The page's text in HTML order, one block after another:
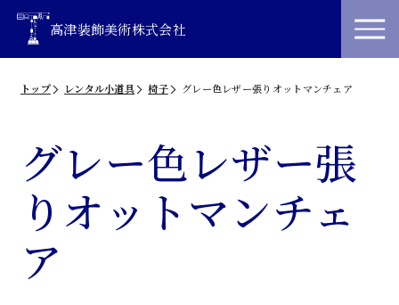
高津装飾美術株式会社
トップ レンタル小道具 椅子 グレー色レザー張りオットマンチェア
グレー色レザー張
りオットマンチェ
ア